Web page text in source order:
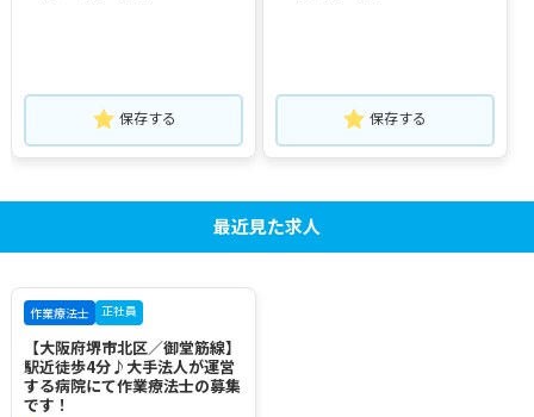
保存する 保存する
最近見た求人
作業療法士 正社員
【大阪府堺市北区／御堂筋線】
駅近徒歩4分♪大手法人が運営
する病院にて作業療法士の募集
です！